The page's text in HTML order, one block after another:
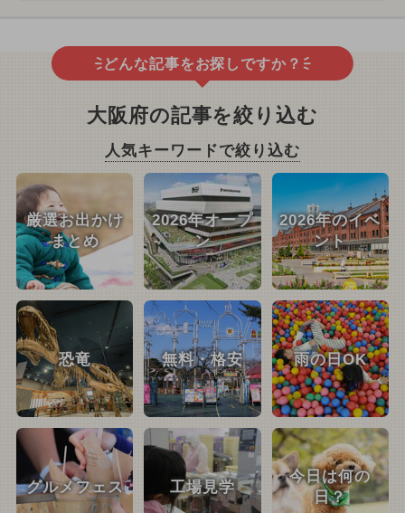
どんな記事をお探しですか？
大阪府の記事を絞り込む
人気キーワードで絞り込む
厳選お出かけ
まとめ
2026年オープ
ン
2026年のイベ
ント
恐竜 無料・格安 雨の日OK
グルメフェス 工場見学
今日は何の
日？